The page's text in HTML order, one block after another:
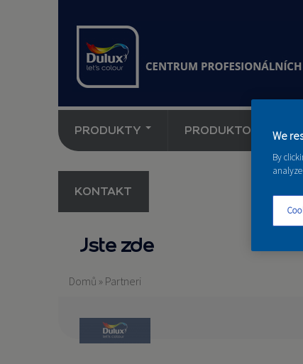
PRODUKTY PRODUKTOVÉ
KONTAKT
Jste zde
Domů » Partneri
We
By